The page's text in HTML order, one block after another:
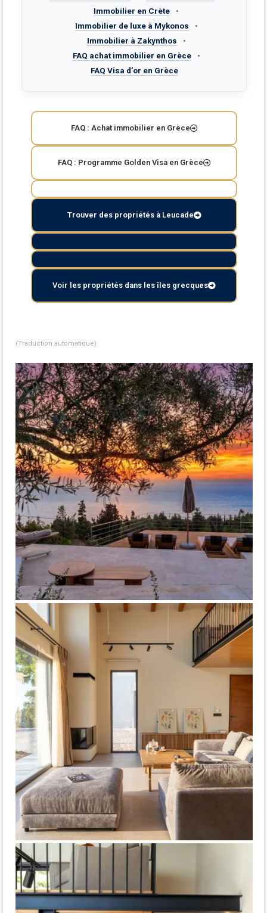
Immobilier en Crète
•
Immobilier de luxe à Mykonos
•
Immobilier à Zakynthos
•
FAQ achat immobilier en Grèce
•
FAQ Visa d’or en Grèce
FAQ : Achat immobilier en Grèce
FAQ : Programme Golden Visa en Grèce
Trouver des propriétés à Leucade
Voir les propriétés dans les îles grecques
(Traduction automatique)